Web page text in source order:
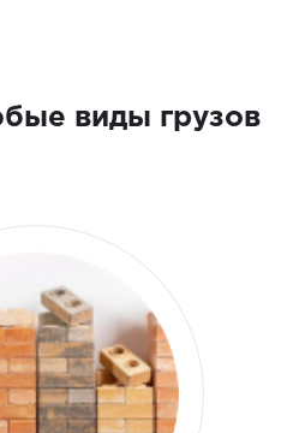
виды грузов